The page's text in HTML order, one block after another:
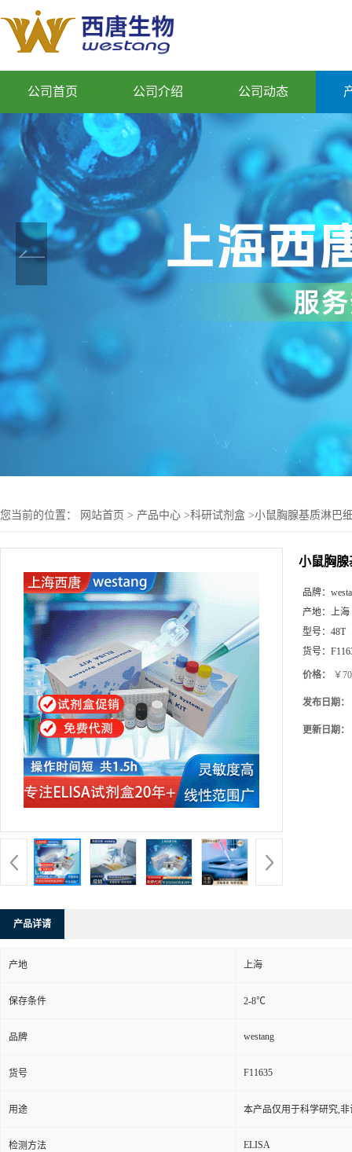
公司首页 公司介绍 公司动态
您当前的位置： 网站首页 > 产品中心 >科研试剂盒 >小鼠胸腺基质淋巴
小鼠胸腺
品牌：
产地： 上海
型号： 48T
货号：
价格： ￥
发布日期：
更新日期：
产品详请
产地 上海
保存条件 2-8℃
品牌 westang
货号 F11635
用途 本产品仅用于科学研究,
检测方法 ELISA